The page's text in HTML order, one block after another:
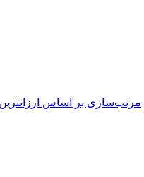
مرتب‌سازی بر اساس ارزانترین